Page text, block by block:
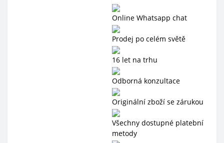
Online Whatsapp chat
Prodej po celém světě
16 let na trhu
Odborná konzultace
Originální zboží se zárukou
Všechny dostupné platební
metody